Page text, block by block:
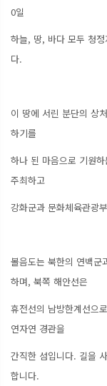
0일
하늘, 땅, 바다 모두 청
다.
이 땅에 서린 분단의 상
하기를
하나 된 마음으로 기원
주최하고
강화군과 문화체육관광
볼음도는 북한의 연백
하며, 북쪽 해안선은
휴전선의 남방한계선으
연자연 경관을
간직한 섬입니다. 길을
합니다.